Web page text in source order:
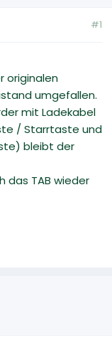
#1
originalen
umgefallen.
mit Ladekabel
/ Starrtaste und
bleibt der
das TAB wieder